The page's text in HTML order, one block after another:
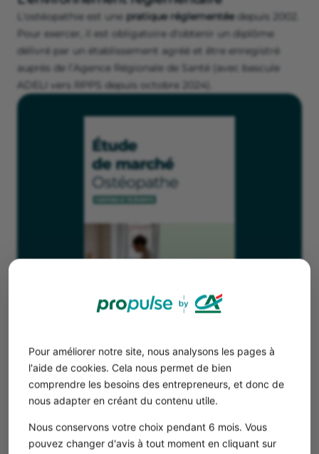
Pour améliorer notre site, nous analysons les pages à
l'aide de cookies. Cela nous permet de bien
comprendre les besoins des entrepreneurs, et donc de
nous adapter en créant du contenu utile.
Nous conservons votre choix pendant 6 mois. Vous
pouvez changer d'avis à tout moment en cliquant sur
L'ostéopathie est une pratique réglementéedepuis 2002.
Pour exercer, il est obligatoire d'obtenir un diplôme
délivré par un établissement agréé et être enregistré
auprès de l’Agence Régionale de Santé (avec bascule
ADELI vers RPPS depuis octobre 2024).
de l'ostéopathe gratuitement
Télécharger